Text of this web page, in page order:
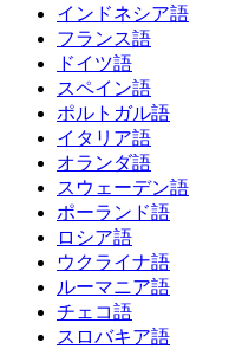
インドネシア語
フランス語
ドイツ語
スペイン語
ポルトガル語
イタリア語
オランダ語
スウェーデン語
ポーランド語
ロシア語
ウクライナ語
ルーマニア語
チェコ語
スロバキア語